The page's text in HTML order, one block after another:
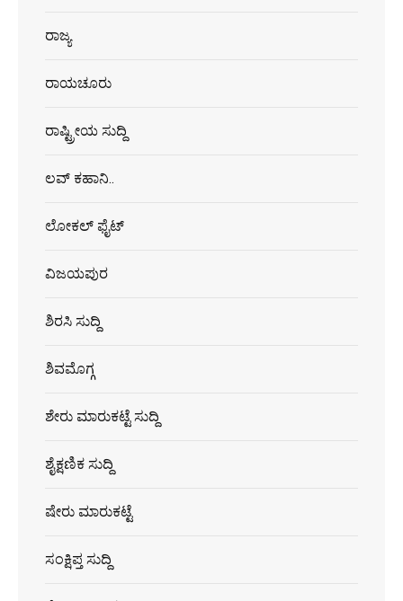
ರಾಜ್ಯ
ರಾಯಚೂರು
ರಾಷ್ಟ್ರೀಯ ಸುದ್ದಿ
ಲವ್ ಕಹಾನಿ..
ಲೋಕಲ್ ಫೈಟ್
ವಿಜಯಪುರ
ಶಿರಸಿ ಸುದ್ದಿ
ಶಿವಮೊಗ್ಗ
ಶೇರು ಮಾರುಕಟ್ಟೆ ಸುದ್ದಿ
ಶೈಕ್ಷಣಿಕ ಸುದ್ದಿ
ಷೇರು ಮಾರುಕಟ್ಟೆ
ಸಂಕ್ಷಿಪ್ತ ಸುದ್ದಿ